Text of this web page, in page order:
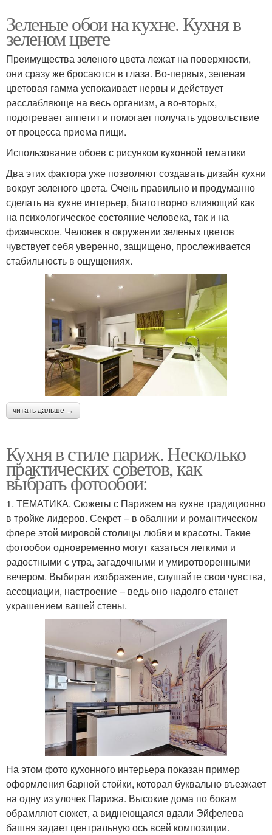
Зеленые обои на кухне. Кухня в
зеленом цвете
Преимущества зеленого цвета лежат на поверхности,
они сразу же бросаются в глаза. Во-первых, зеленая
цветовая гамма успокаивает нервы и действует
расслабляюще на весь организм, а во-вторых,
подогревает аппетит и помогает получать удовольствие
от процесса приема пищи.
Использование обоев с рисунком кухонной тематики
Два этих фактора уже позволяют создавать дизайн кухни
вокруг зеленого цвета. Очень правильно и продуманно
сделать на кухне интерьер, благотворно влияющий как
на психологическое состояние человека, так и на
физическое. Человек в окружении зеленых цветов
чувствует себя уверенно, защищено, прослеживается
стабильность в ощущениях.
читать дальше →
Кухня в стиле париж. Несколько
практических советов, как
выбрать фотообои:
1. ТЕМАТИКА. Сюжеты с Парижем на кухне традиционно
в тройке лидеров. Секрет – в обаянии и романтическом
флере этой мировой столицы любви и красоты. Такие
фотообои одновременно могут казаться легкими и
радостными с утра, загадочными и умиротворенными
вечером. Выбирая изображение, слушайте свои чувства,
ассоциации, настроение – ведь оно надолго станет
украшением вашей стены.
На этом фото кухонного интерьера показан пример
оформления барной стойки, которая буквально въезжает
на одну из улочек Парижа. Высокие дома по бокам
обрамляют сюжет, а виднеющаяся вдали Эйфелева
башня задает центральную ось всей композиции.